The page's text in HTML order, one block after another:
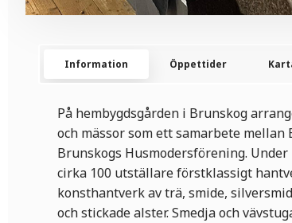
Information Öppettider
På hembygdsgården i Brunskog
och mässor som ett samarbete
Brunskogs Husmodersförening.
cirka 100 utställare förstklassigt
konsthantverk av trä, smide,
och stickade alster. Smedja och